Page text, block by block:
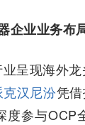
企业业务布
呈现海外
克汉尼汾凭
度参与